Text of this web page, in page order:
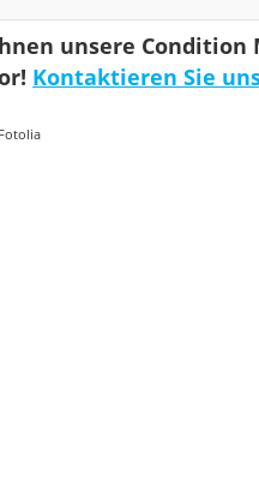
unsere Condition
Kontaktieren Sie